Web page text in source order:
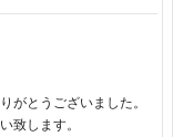
がとうございました。
致します。